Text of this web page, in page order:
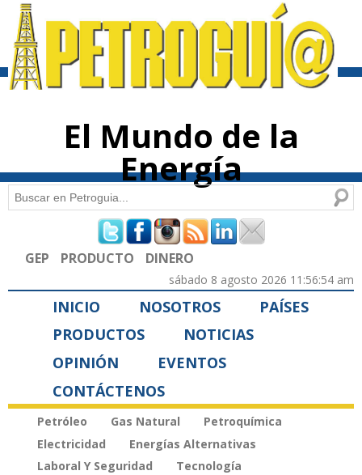
contenido
El Mundo de la
Energía
Formulario de búsqueda
Buscar
GEP PRODUCTO DINERO
sábado 8 agosto 2026 11:56:54 am
INICIO NOSOTROS
PAÍSES
PRODUCTOS
NOTICIAS
OPINIÓN
EVENTOS
CONTÁCTENOS
Petróleo Gas Natural
Petroquímica
Electricidad
Energías Alternativas
Laboral Y Seguridad
Tecnología